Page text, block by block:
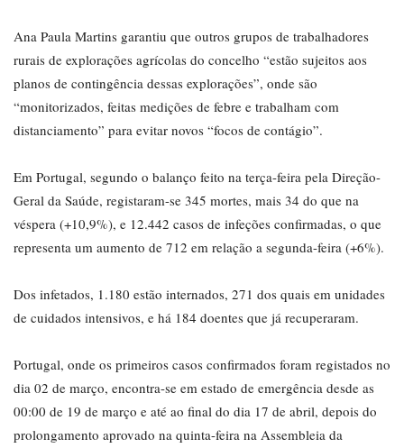
Ana Paula Martins garantiu que outros grupos de trabalhadores
rurais de explorações agrícolas do concelho “estão sujeitos aos
planos de contingência dessas explorações”, onde são
“monitorizados, feitas medições de febre e trabalham com
distanciamento” para evitar novos “focos de contágio”.
Em Portugal, segundo o balanço feito na terça-feira pela Direção-
Geral da Saúde, registaram-se 345 mortes, mais 34 do que na
véspera (+10,9%), e 12.442 casos de infeções confirmadas, o que
representa um aumento de 712 em relação a segunda-feira (+6%).
Dos infetados, 1.180 estão internados, 271 dos quais em unidades
de cuidados intensivos, e há 184 doentes que já recuperaram.
Portugal, onde os primeiros casos confirmados foram registados no
dia 02 de março, encontra-se em estado de emergência desde as
00:00 de 19 de março e até ao final do dia 17 de abril, depois do
prolongamento aprovado na quinta-feira na Assembleia da